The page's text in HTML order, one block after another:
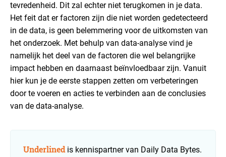
tevredenheid. Dit zal echter niet terugkomen in je data.
Het feit dat er factoren zijn die niet worden gedetecteerd
in de data, is geen belemmering voor de uitkomsten van
het onderzoek. Met behulp van data-analyse vind je
namelijk het deel van de factoren die wel belangrijke
impact hebben en daarnaast beïnvloedbaar zijn. Vanuit
hier kun je de eerste stappen zetten om verbeteringen
door te voeren en acties te verbinden aan de conclusies
van de data-analyse.
Underlinedis kennispartner van Daily Data Bytes.